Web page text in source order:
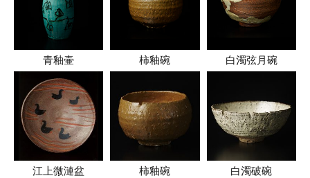
青釉壷 柿釉碗 白濁弦月碗
江上微漣盆 柿釉碗 白濁破碗